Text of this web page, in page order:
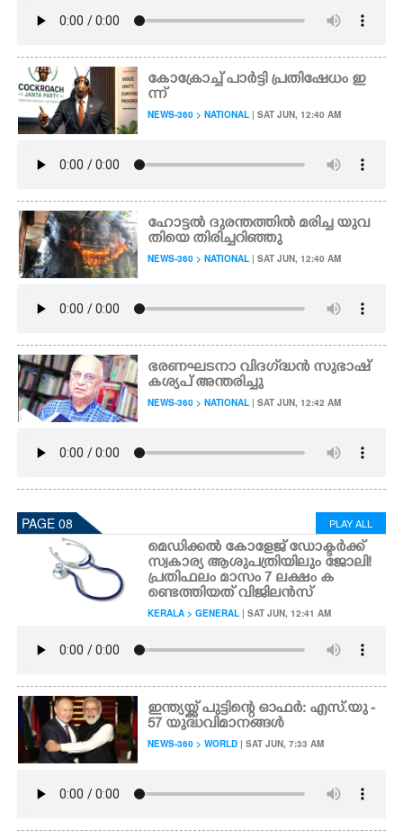
കോക്രോച്ച് പാർട്ടി പ്രതിഷേധം ഇ
ന്ന്
NEWS-360 > NATIONAL | SAT JUN, 12:40 AM
ഹോട്ടൽ ദുരന്തത്തിൽ മരിച്ച യുവ
തിയെ തിരിച്ചറിഞ്ഞു
NEWS-360 > NATIONAL | SAT JUN, 12:40 AM
ഭരണഘടനാ വിദഗ്‌ദ്ധൻ സുഭാഷ്
കശ്യപ് അന്തരിച്ചു
NEWS-360 > NATIONAL | SAT JUN, 12:42 AM
PAGE 08 PLAY ALL
മെഡിക്കൽ കോളേജ് ഡോക്ടർക്ക്
സ്വകാര്യ ആശുപത്രിയിലും ജോലി!
പ്രതിഫലം മാസം 7 ലക്ഷം ക
ണ്ടെത്തിയത് വിജിലൻസ്
KERALA > GENERAL | SAT JUN, 12:41 AM
ഇന്ത്യയ്ക്ക് പുട്ടിന്റെ ഓഫർ: എസ്.യു -
57 യുദ്ധവിമാനങ്ങൾ
NEWS-360 > WORLD | SAT JUN, 7:33 AM